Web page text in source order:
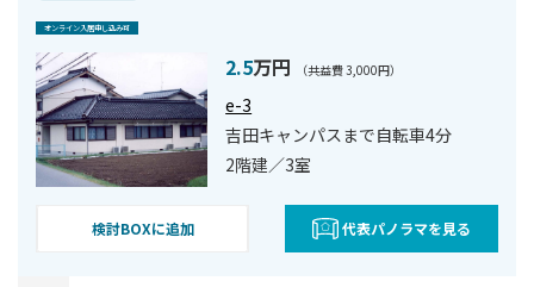
オンライン⼊居申し込み可
2.5万円 （共益費 3,000円）
e-3
吉田キャンパスまで自転車4分
2階建／3室
検討BOXに追加 代表パノラマを見る